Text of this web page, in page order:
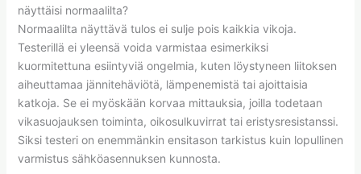
näyttäisi normaalilta?
Normaalilta näyttävä tulos ei sulje pois kaikkia vikoja.
Testerillä ei yleensä voida varmistaa esimerkiksi
kuormitettuna esiintyviä ongelmia, kuten löystyneen liitoksen
aiheuttamaa jännitehäviötä, lämpenemistä tai ajoittaisia
katkoja. Se ei myöskään korvaa mittauksia, joilla todetaan
vikasuojauksen toiminta, oikosulkuvirrat tai eristysresistanssi.
Siksi testeri on enemmänkin ensitason tarkistus kuin lopullinen
varmistus sähköasennuksen kunnosta.